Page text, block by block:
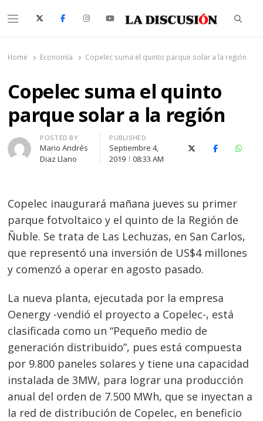
Menu
Home Economía Copelec suma el quinto parque solar a la región
Copelec suma el quinto
parque solar a la región
Author
POSTED BY
Mario Andrés
Diaz Llano
PUBLISHED
Septiembre 4,
2019
08:33 AM
X (Twitter)Facebook
Copelec inaugurará mañana jueves su primer
parque fotvoltaico y el quinto de la Región de
Ñuble. Se trata de Las Lechuzas, en San Carlos,
que representó una inversión de US$4 millones
y comenzó a operar en agosto pasado.
La nueva planta, ejecutada por la empresa
Oenergy -vendió el proyecto a Copelec-, está
clasificada como un “Pequeño medio de
generación distribuido”, pues está compuesta
por 9.800 paneles solares y tiene una capacidad
instalada de 3MW, para lograr una producción
anual del orden de 7.500 MWh, que se inyectan a
la red de distribución de Copelec, en beneficio